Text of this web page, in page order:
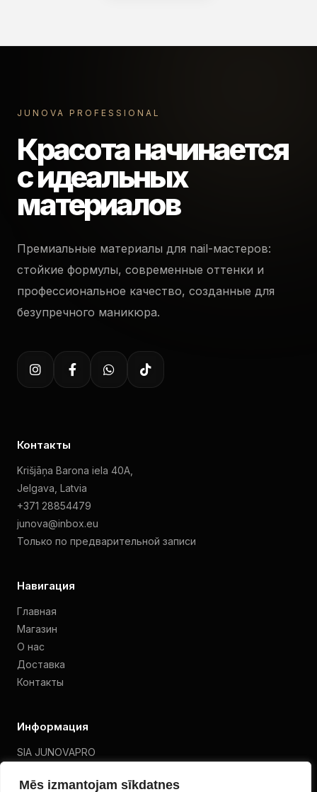
Mēs izmantojam sīkdatnes
JUNOVA PROFESSIONAL
Красота начинается
с идеальных
материалов
Премиальные материалы для nail-мастеров:
стойкие формулы, современные оттенки и
профессиональное качество, созданные для
безупречного маникюра.
Контакты
Krišjāņa Barona iela 40A,
Jelgava, Latvia
+371 28854479
junova@inbox.eu
Только по предварительной записи
Навигация
Главная
Магазин
О нас
Доставка
Контакты
Информация
SIA JUNOVAPRO
Политика конфиденциальности